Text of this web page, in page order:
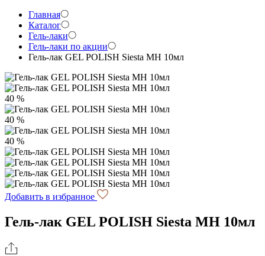
Главная
Каталог
Гель-лаки
Гель-лаки по акции
Гель-лак GEL POLISH Siesta MH 10мл
40 %
40 %
40 %
Добавить в избранное
Гель-лак GEL POLISH Siesta MH 10мл